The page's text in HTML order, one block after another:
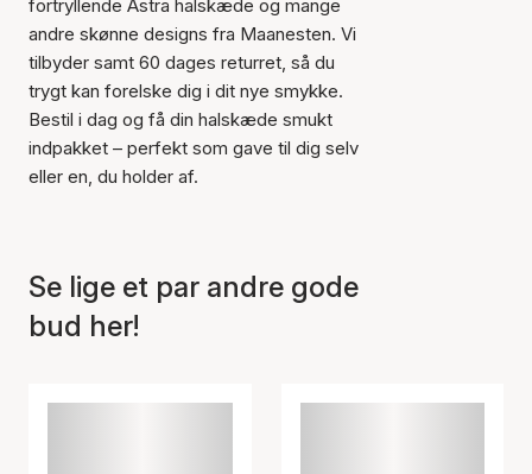
fortryllende Astra halskæde og mange
andre skønne designs fra Maanesten. Vi
tilbyder samt 60 dages returret, så du
trygt kan forelske dig i dit nye smykke.
Bestil i dag og få din halskæde smukt
indpakket – perfekt som gave til dig selv
eller en, du holder af.
Se lige et par andre gode
bud her!